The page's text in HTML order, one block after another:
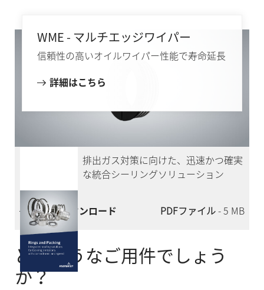
WME - マルチエッジワイパー
信頼性の高いオイルワイパー性能で寿命延長
詳細はこちら
排出ガス対策に向けた、迅速かつ確実
な統合シーリングソリューション
今すぐダウンロード PDFファイル- 5 MB
どのようなご用件でしょう
か？